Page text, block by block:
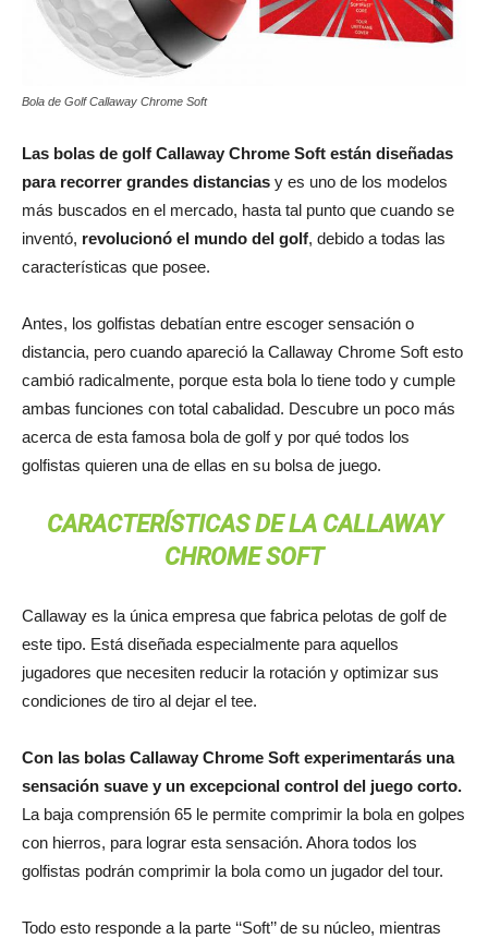
Bola de Golf Callaway Chrome Soft
Las bolas de golf Callaway Chrome Soft están diseñadas
para recorrer grandes distancias y es uno de los modelos
más buscados en el mercado, hasta tal punto que cuando se
inventó, revolucionó el mundo del golf, debido a todas las
características que posee.
Antes, los golfistas debatían entre escoger sensación o
distancia, pero cuando apareció la Callaway Chrome Soft esto
cambió radicalmente, porque esta bola lo tiene todo y cumple
ambas funciones con total cabalidad. Descubre un poco más
acerca de esta famosa bola de golf y por qué todos los
golfistas quieren una de ellas en su bolsa de juego.
CARACTERÍSTICAS DE LA CALLAWAY
CHROME SOFT
Callaway es la única empresa que fabrica pelotas de golf de
este tipo. Está diseñada especialmente para aquellos
jugadores que necesiten reducir la rotación y optimizar sus
condiciones de tiro al dejar el tee.
Con las bolas Callaway Chrome Soft experimentarás una
sensación suave y un excepcional control del juego corto.
La baja comprensión 65 le permite comprimir la bola en golpes
con hierros, para lograr esta sensación. Ahora todos los
golfistas podrán comprimir la bola como un jugador del tour.
Todo esto responde a la parte ‘‘Soft’’ de su núcleo, mientras